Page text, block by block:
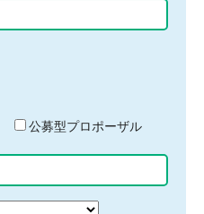
公募型プロポーザル